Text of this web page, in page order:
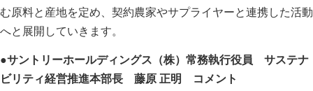
む原料と産地を定め、契約農家やサプライヤーと連携した活動
へと展開していきます。
●サントリーホールディングス（株）常務執行役員 サステナ
ビリティ経営推進本部長 藤原 正明 コメント